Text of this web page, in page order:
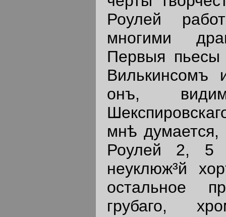
Роулей
многими
Первыя
онъ,
мнѣ
Роулей 2, 5
неуклюж³й
остальное
грубаго,